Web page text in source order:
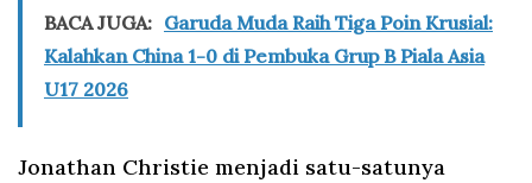
BACA JUGA: Garuda Muda Raih Tiga Poin Krusial:
Kalahkan China 1-0 di Pembuka Grup B Piala Asia
U17 2026
Jonathan Christie menjadi satu-satunya